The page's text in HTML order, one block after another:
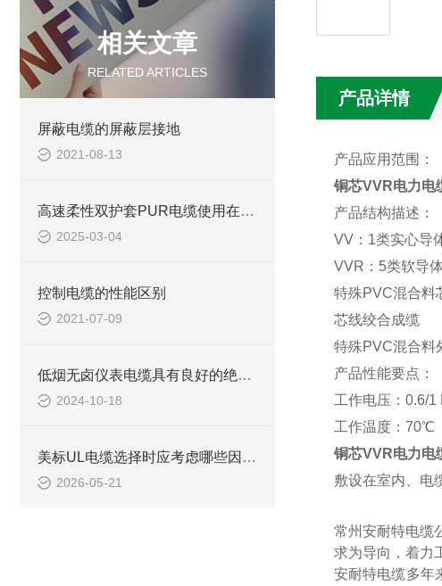
相关文章
RELATED ARTICLES
屏蔽电缆的屏蔽层接地
2021-08-13
高速柔性双护套PUR电缆使用在哪些领域
2025-03-04
控制电缆的性能区别
2021-07-09
低烟无卤仪表电缆具有良好的绝缘性能和耐电压性能
2024-10-18
美标UL电缆选择时应考虑哪些因素？
2026-05-21
产品详情
产品应用范围：
铜芯VVR电力电
产品结构描述：
VV： 1类实心导
VVR：5类软导
特殊PVC混合料
芯线绞合成缆
特殊PVC混合料
产品性能要点：
工作电压： 0.6/1
工作温度： 70℃
铜芯VVR电力电
敷设在室内、电
常州安耐特电缆
求为导向，着力
安耐特电缆多年